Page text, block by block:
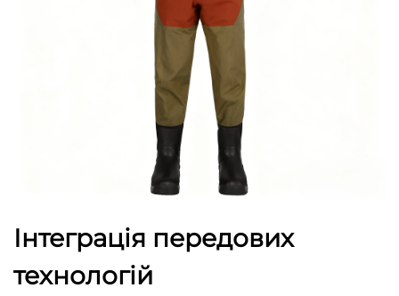
Інтеграція передових
технологій